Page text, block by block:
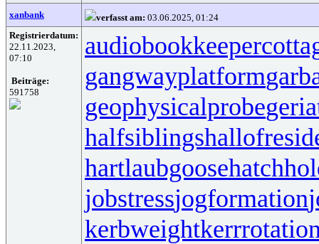
xanbank verfasst am: 03.06.2025, 01:24
Registrierdatum:
22.11.2023,
07:10
Beiträge:
591758
audiobookkeeper
gangwayplatform
geophysicalprobe
halfsiblings
hartlaubgoose
jobstressjogformation
kerbweight